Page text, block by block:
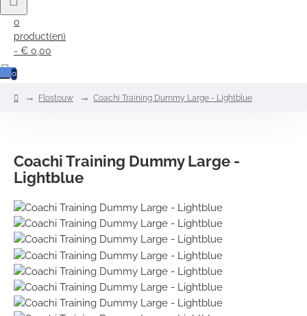
0
product(en)
- € 0,00
0
homeFlostouw Coachi Training Dummy Large - Lightblue
Coachi Training Dummy Large -
Lightblue